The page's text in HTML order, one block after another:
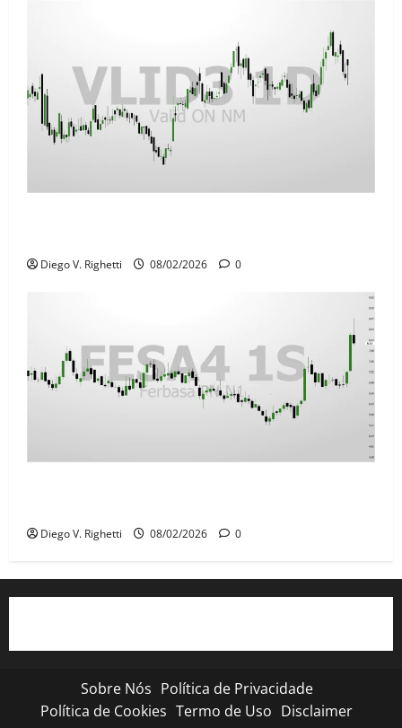
Diego V. Righetti 08/02/2026 0
Diego V. Righetti 08/02/2026 0
Sobre Nós Política de Privacidade
Política de Cookies Termo de Uso Disclaimer